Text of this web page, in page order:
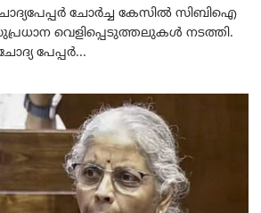
ചോദ്യപേപ്പർ ചോർച്ച കേസിൽ സിബിഐ
വെളിപ്പെടുത്തലുകൾ നടത്തി.
പേപ്പർ...